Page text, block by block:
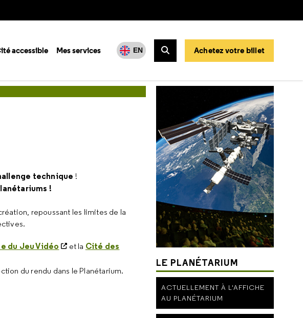
accessible Mes services EN
Rechercher
Achetez votre billet
technique !
!
repoussant les limites de la
du Jeu Vidéo et la Cité des
du rendu dans le Planétarium.
LE PLANÉTARIUM
ACTUELLEMENT À L'AFFICHE
AU PLANÉTARIUM